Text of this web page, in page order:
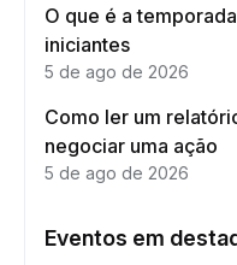
O que é a
iniciantes
5 de ago de 2026
Como ler um
negociar uma ação
5 de ago de 2026
Eventos em